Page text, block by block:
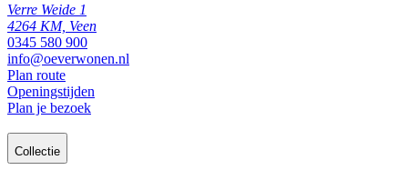
Verre Weide 1
4264 KM, Veen
0345 580 900
info@oeverwonen.nl
Plan route
Openingstijden
Plan je bezoek
Collectie